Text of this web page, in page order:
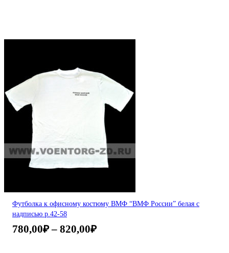
Футболка к офисному костюму ВМФ “ВМФ России” белая с
надписью р.42-58
780,00₽– 820,00₽